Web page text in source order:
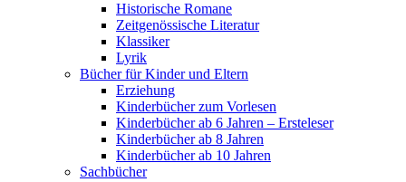
Historische Romane
Zeitgenössische Literatur
Klassiker
Lyrik
Bücher für Kinder und Eltern
Erziehung
Kinderbücher zum Vorlesen
Kinderbücher ab 6 Jahren – Ersteleser
Kinderbücher ab 8 Jahren
Kinderbücher ab 10 Jahren
Sachbücher